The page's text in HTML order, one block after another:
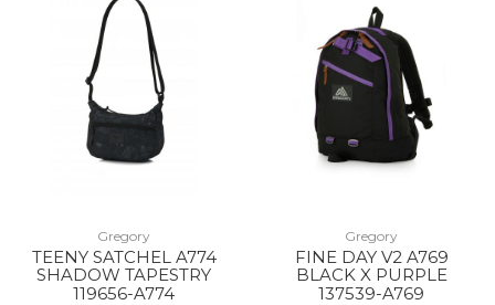
Gregory
TEENY SATCHEL A774
SHADOW TAPESTRY
119656-A774
Gregory
FINE DAY V2 A769
BLACK X PURPLE
137539-A769